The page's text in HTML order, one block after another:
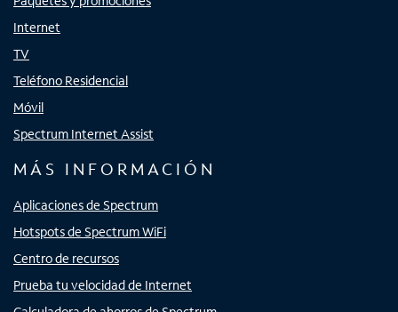
Internet
TV
Teléfono Residencial
Móvil
Spectrum Internet Assist
MÁS INFORMACIÓN
Aplicaciones de Spectrum
Hotspots de Spectrum WiFi
Centro de recursos
Prueba tu velocidad de Internet